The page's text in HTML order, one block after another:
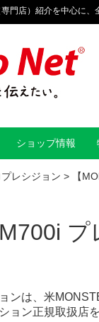
門店）紹介を中心に
ショップ情報
レシジョン > 【
M700i
ンは、米
ョン正規取扱店